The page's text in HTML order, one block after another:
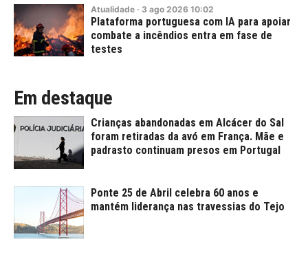
Atualidade · 3 ago 2026 10:02
Plataforma portuguesa com IA para apoiar
combate a incêndios entra em fase de
testes
Em destaque
Crianças abandonadas em Alcácer do Sal
foram retiradas da avó em França. Mãe e
padrasto continuam presos em Portugal
Ponte 25 de Abril celebra 60 anos e
mantém liderança nas travessias do Tejo